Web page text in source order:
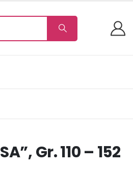
Gr. 110 – 152